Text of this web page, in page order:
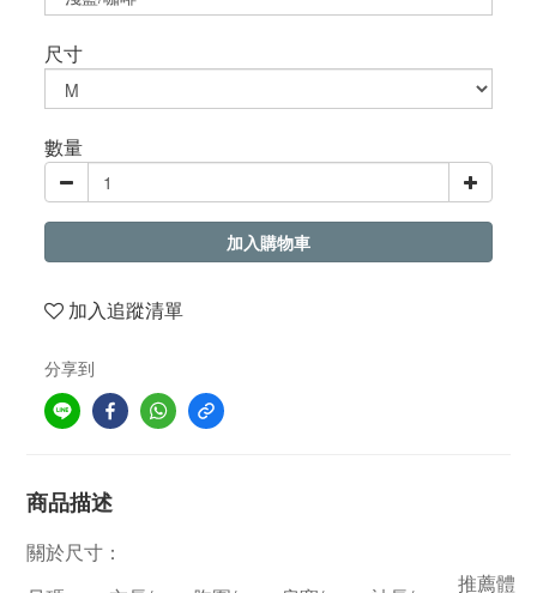
尺寸
數量
加入購物車
加入追蹤清單
分享到
商品描述
關於尺寸：
推薦體